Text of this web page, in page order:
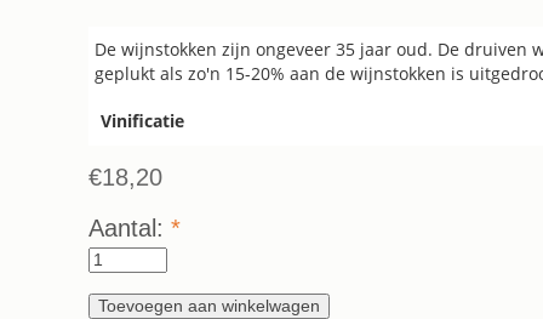
De wijnstokken zijn ongeveer 35 jaar oud. De druiven
geplukt als zo'n 15-20% aan de wijnstokken is
Vinificatie
€18,20
Aantal: *